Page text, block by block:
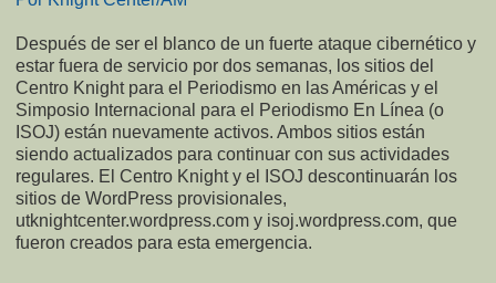
Después de ser el blanco de un fuerte ataque cibernético y
estar fuera de servicio por dos semanas, los sitios del
Centro Knight para el Periodismo en las Américas y el
Simposio Internacional para el Periodismo En Línea (o
ISOJ) están nuevamente activos. Ambos sitios están
siendo actualizados para continuar con sus actividades
regulares. El Centro Knight y el ISOJ descontinuarán los
sitios de WordPress provisionales,
utknightcenter.wordpress.com y isoj.wordpress.com, que
fueron creados para esta emergencia.